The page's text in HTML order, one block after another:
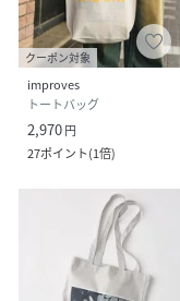
クーポン対象
improves
トートバッグ
2,970円
27ポイント(1倍)